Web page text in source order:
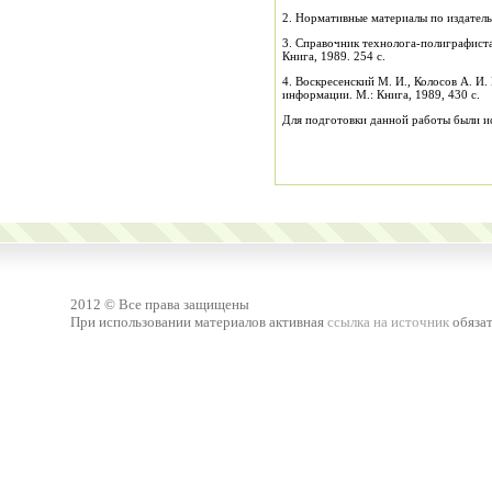
2. Нормативные материалы по
3. Справочник технолога-
Книга, 1989. 254 с.
4. Воскресенский М. И., Колосов А. И.
информации. М.: Книга, 1989, 430 с.
Для подготовки данной работы были
2012 © Все права защищены
При использовании материалов активная ссылка на источник